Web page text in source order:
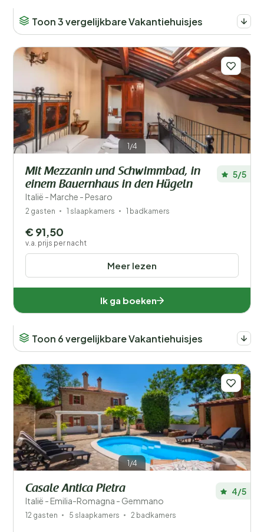
Toon 3 vergelijkbare Vakantiehuisjes
1/4
Mit Mezzanin und Schwimmbad, in
einem Bauernhaus in den Hügeln
Italië - Marche - Pesaro
5/5
2 gasten 1 slaapkamers 1 badkamers
Meer lezen
€ 91,50
v.a. prijs per nacht
Ik ga boeken
Toon 6 vergelijkbare Vakantiehuisjes
1/4
Casale Antica Pietra
Italië - Emilia-Romagna - Gemmano
4/5
12 gasten 5 slaapkamers 2 badkamers